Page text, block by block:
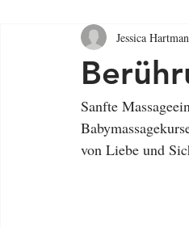
Jessica
Sanfte
von Liebe und